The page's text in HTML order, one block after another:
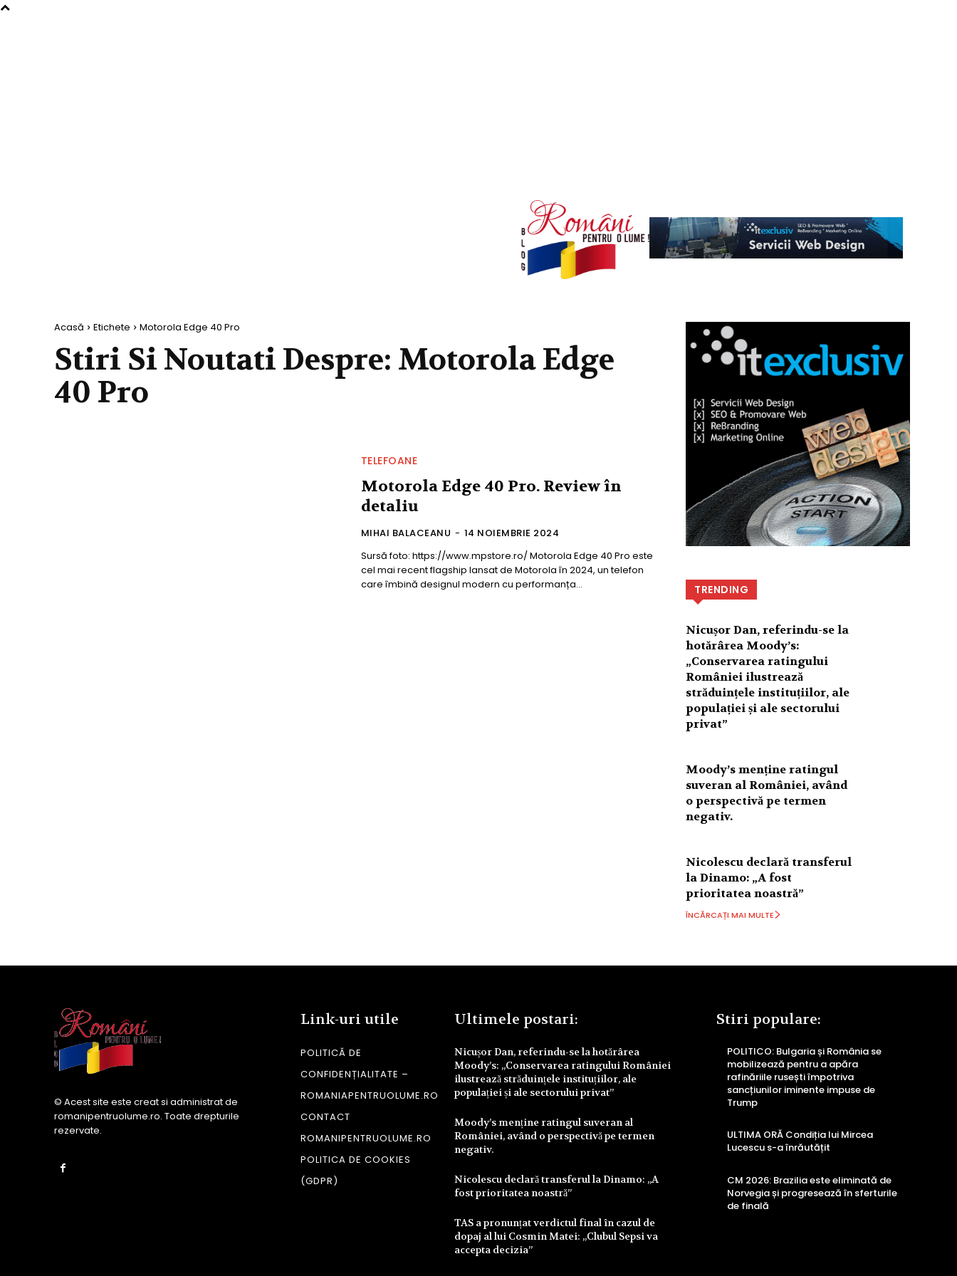
Acasă Etichete Motorola Edge 40 Pro
Stiri Si Noutati Despre: Motorola Edge
40 Pro
TELEFOANE
Motorola Edge 40 Pro. Review în
detaliu
MIHAI BALACEANU - 14 NOIEMBRIE 2024
Sursă foto: https://www.mpstore.ro/ Motorola Edge 40 Pro este
cel mai recent flagship lansat de Motorola în 2024, un telefon
care îmbină designul modern cu performanța...
TRENDING
Nicușor Dan, referindu-se la
hotărârea Moody’s:
„Conservarea ratingului
României ilustrează
străduințele instituțiilor, ale
populației și ale sectorului
privat”
Moody’s menține ratingul
suveran al României, având
o perspectivă pe termen
negativ.
Nicolescu declară transferul
la Dinamo: „A fost
prioritatea noastră”
ÎNCĂRCAȚI MAI MULTE
© Acest site este creat si administrat de
romanipentruolume.ro. Toate drepturile
rezervate.
Link-uri utile
POLITICĂ DE
CONFIDENȚIALITATE –
ROMANIAPENTRUOLUME.RO
CONTACT
ROMANIPENTRUOLUME.RO
POLITICA DE COOKIES
(GDPR)
Ultimele postari:
Nicușor Dan, referindu-se la hotărârea
Moody’s: „Conservarea ratingului României
ilustrează străduințele instituțiilor, ale
populației și ale sectorului privat”
Moody’s menține ratingul suveran al
României, având o perspectivă pe termen
negativ.
Nicolescu declară transferul la Dinamo: „A
fost prioritatea noastră”
TAS a pronunțat verdictul final în cazul de
dopaj al lui Cosmin Matei: „Clubul Sepsi va
accepta decizia”
Stiri populare:
POLITICO: Bulgaria și România se
mobilizează pentru a apăra
rafinăriile rusești împotriva
sancțiunilor iminente impuse de
Trump
ULTIMA ORĂ Condiția lui Mircea
Lucescu s-a înrăutățit
CM 2026: Brazilia este eliminată de
Norvegia și progresează în sferturile
de finală